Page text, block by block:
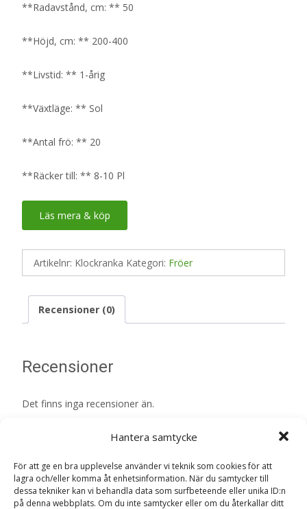
Hantera samtycke
För att ge en bra upplevelse använder vi teknik som cookies för att
lagra och/eller komma åt enhetsinformation. När du samtycker till
dessa tekniker kan vi behandla data som surfbeteende eller unika ID:n
på denna webbplats. Om du inte samtycker eller om du återkallar ditt
**Radavstånd, cm: ** 50
**Höjd, cm: ** 200-400
**Livstid: ** 1-årig
**Växtläge: ** Sol
**Antal frö: ** 20
**Räcker till: ** 8-10 Pl
Läs mera & köp
Artikelnr: Klockranka Kategori: Fröer
Recensioner (0)
Recensioner
Det finns inga recensioner än.
Bli först med att recensera ”Klockranka –
Din e-postadress kommer inte publiceras. Obligatoriska fält
är märkta*